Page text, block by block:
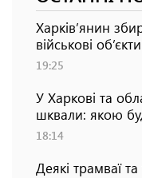
Харків’янин
військові
19:25
У Харкові та
шквали: якою
18:14
Деякі трамваї